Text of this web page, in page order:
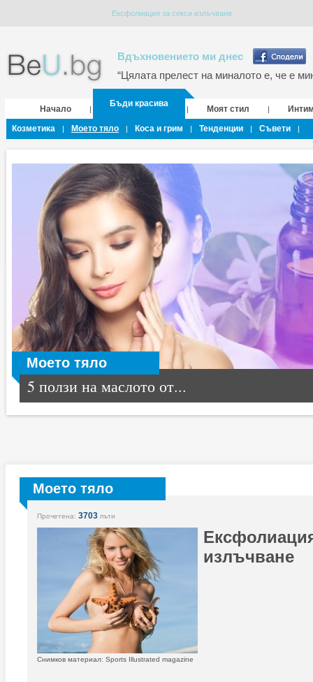
Ексфолиация за секси излъчване
Вдъхновението ми днес
“Цялата прелест на миналото е, че е
Начало |
Бъди красива
| Моят стил |
Козметика
| Моето тяло | Коса и грим | Тенденции | Съвети |
Моето тяло
5 ползи на маслото от...
Моето тяло
Прочетена: 3703 пъти
излъчване
Снимков материал: Sports Illustrated magazine